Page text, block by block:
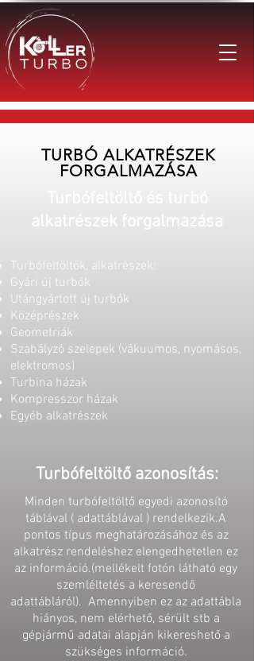
TURBÓ ALKATRÉSZEK
FORGALMAZÁSA
alkatrészek forgalmazása
Turbófeltöltők, alkatrészek:
Gyári új turbók
Utángyártott új turbók
Középrészek
Geometriák
Szabályzó szelepek (vákuumos, nyomásos,
elektromos)
Turbina házak
Kompresszor házak
Egyéb alkatrészek
Turbófeltöltő azonosítás:
Minden turbófeltöltő egyedi azonosító
táblával ( adattáblával ) rendelkezik.A
pontos típus meghatározásához és az
alkatrész rendeléshez elengedhetetlen ez
az információ.(mellékelt fotón látható egy
szemléltetés a keresendő
adattábláról). Amennyiben ez az adattábla
hiányos, nem elérhető, sérült stb a
gépjármű adatai alapján kikereshető a
szükséges információ.